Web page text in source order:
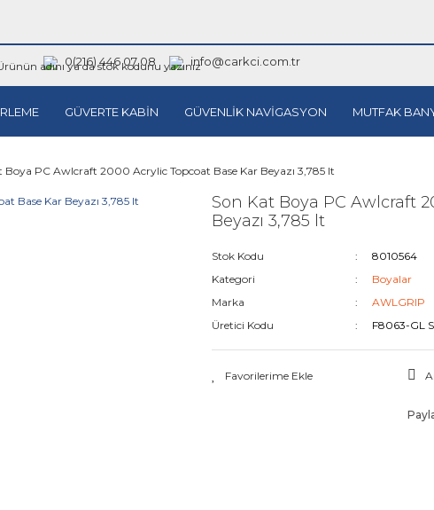
0(216) 446 07 08 info@carkci.com.tr
GÜVERTE KABİN GÜVENLİK NAVİGASYON MUTFAK
Boya PC Awlcraft 2000 Acrylic Topcoat Base Kar Beyazı 3,785 lt
Son Kat Boya PC Awlcraft
Beyazı 3,785 lt
Stok Kodu
8010564
Kategori
Boyalar
Marka
AWLGRIP
Üretici Kodu
F8063-GL